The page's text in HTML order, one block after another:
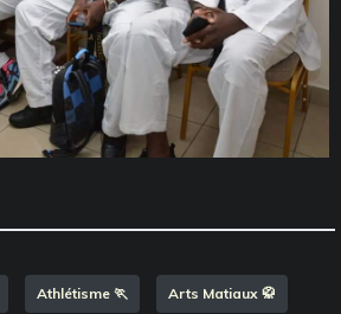
Athlétisme 🏃 Arts Matiaux 🥋